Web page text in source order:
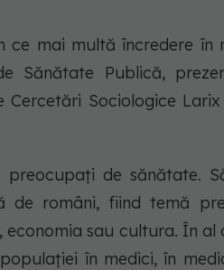
ce mai multă încredere în
Sănătate Publică,
Cercetări Sociologice
de sănătate.
de români, fiind temă
sau cultura. În al
în medici, în